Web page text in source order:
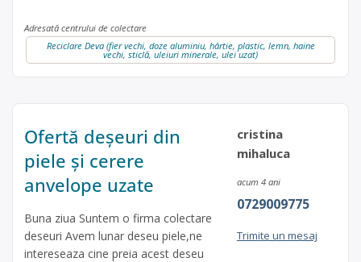
Adresată centrului de colectare
Reciclare Deva (fier vechi, doze aluminiu, hârtie, plastic, lemn, haine
vechi, sticlă, uleiuri minerale, ulei uzat)
Ofertă deșeuri din
piele și cerere
anvelope uzate
Buna ziua Suntem o firma colectare
deseuri Avem lunar deseu piele,ne
intereseaza cine preia acest deseu
cristina
mihaluca
acum 4 ani
0729009775
Trimite un mesaj